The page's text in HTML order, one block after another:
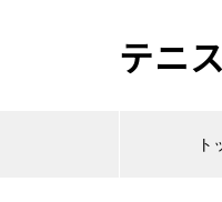
テニ
ト